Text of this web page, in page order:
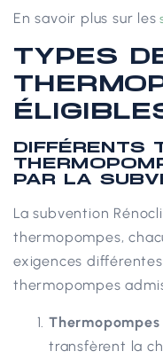
En savoir plus sur les
TYPES
DIFFÉRENTS
PAR LA
La subvention
thermopompes,
exigences
thermopompes
transfèrent la